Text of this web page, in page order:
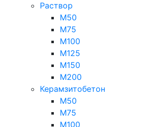
Раствор
М50
М75
М100
М125
М150
М200
Керамзитобетон
М50
М75
М100